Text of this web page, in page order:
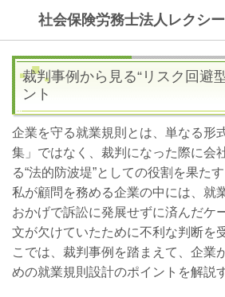
社会保険労務士法人レクシ
裁判事例から見る“リスク回避
ント
企業を守る就業規則とは、単なる形
集」ではなく、裁判になった際に会
る“法的防波堤”としての役割を果た
私が顧問を務める企業の中には、就
おかげで訴訟に発展せずに済んだケ
文が欠けていたために不利な判断を
こでは、裁判事例を踏まえて、企業
めの就業規則設計のポイントを解説